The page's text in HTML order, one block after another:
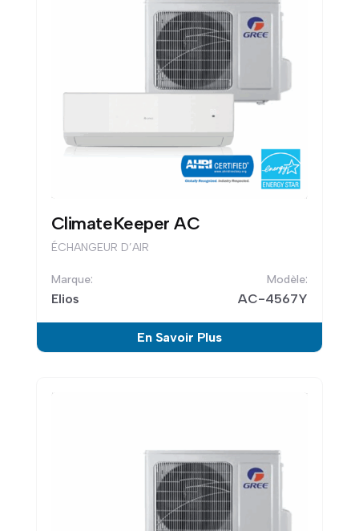
ClimateKeeper AC
ÉCHANGEUR D’AIR
Elios AC-4567Y
En Savoir Plus